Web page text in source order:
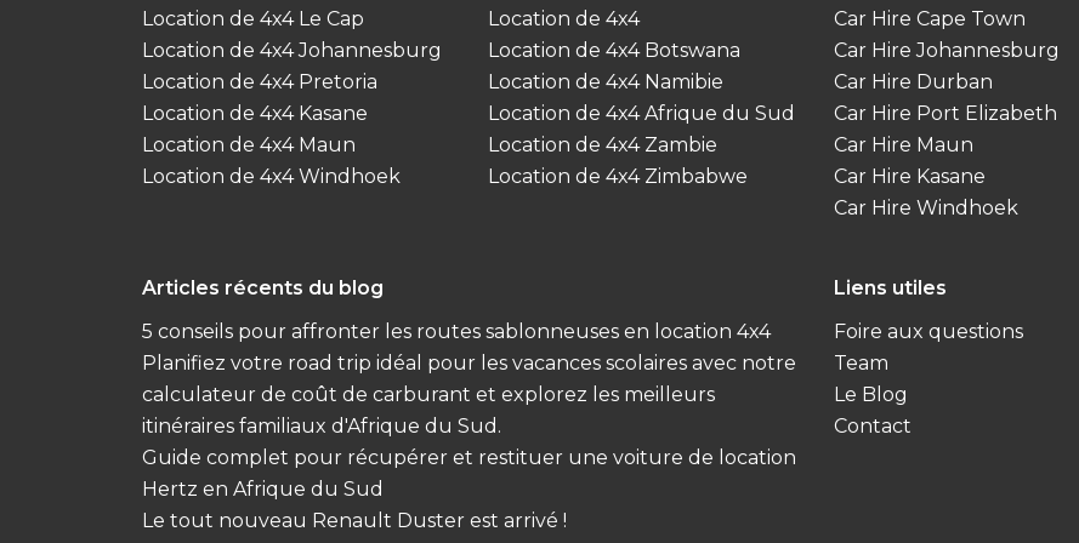
Location de 4x4 Le Cap
Location de 4x4 Johannesburg
Location de 4x4 Pretoria
Location de 4x4 Kasane
Location de 4x4 Maun
Location de 4x4 Windhoek
Location de 4x4
Location de 4x4 Botswana
Location de 4x4 Namibie
Location de 4x4 Afrique du Sud
Location de 4x4 Zambie
Location de 4x4 Zimbabwe
Car Hire Cape Town
Car Hire Johannesburg
Car Hire Durban
Car Hire Port Elizabeth
Car Hire Maun
Car Hire Kasane
Car Hire Windhoek
Articles récents du blog
5 conseils pour affronter les routes sablonneuses en location 4x4
Planifiez votre road trip idéal pour les vacances scolaires avec notre
calculateur de coût de carburant et explorez les meilleurs
itinéraires familiaux d'Afrique du Sud.
Guide complet pour récupérer et restituer une voiture de location
Hertz en Afrique du Sud
Le tout nouveau Renault Duster est arrivé !
Liens utiles
Foire aux questions
Team
Le Blog
Contact